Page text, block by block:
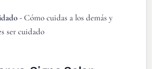
- Cómo cuidas a los demás y
ser cuidado